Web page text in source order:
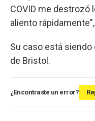
COVID me destrozó
aliento
Su caso está siendo
de Bristol.
¿Encontraste un error?